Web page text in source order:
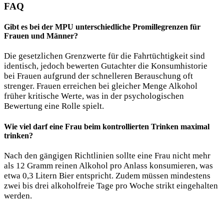
FAQ
Gibt es bei der MPU unterschiedliche Promillegrenzen für
Frauen und Männer?
Die gesetzlichen Grenzwerte für die Fahrtüchtigkeit sind
identisch, jedoch bewerten Gutachter die Konsumhistorie
bei Frauen aufgrund der schnelleren Berauschung oft
strenger. Frauen erreichen bei gleicher Menge Alkohol
früher kritische Werte, was in der psychologischen
Bewertung eine Rolle spielt.
Wie viel darf eine Frau beim kontrollierten Trinken maximal
trinken?
Nach den gängigen Richtlinien sollte eine Frau nicht mehr
als 12 Gramm reinen Alkohol pro Anlass konsumieren, was
etwa 0,3 Litern Bier entspricht. Zudem müssen mindestens
zwei bis drei alkoholfreie Tage pro Woche strikt eingehalten
werden.